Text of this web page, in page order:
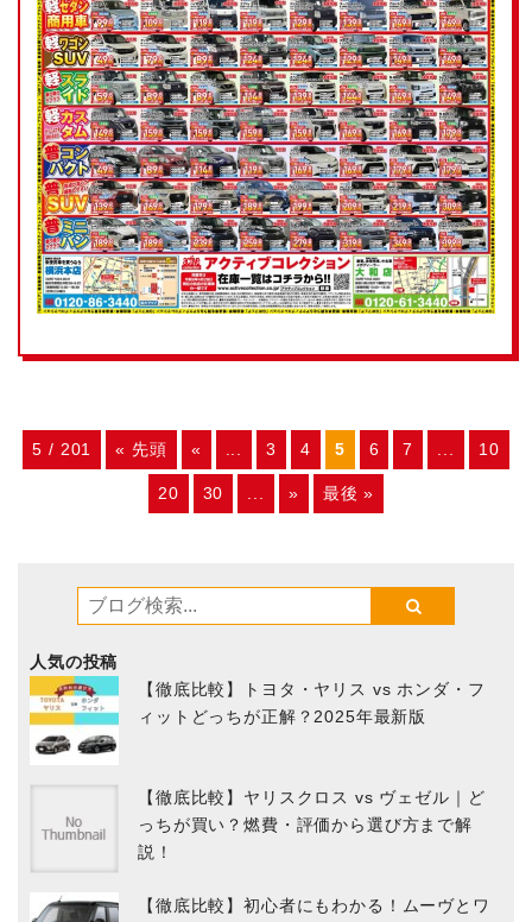
5 / 201 « 先頭 « 3 4 5 6 7 10
20 30 » 最後 »
人気の投稿
【徹底比較】トヨタ・ヤリス vs ホンダ・フ
ィットどっちが正解？2025年最新版
【徹底比較】ヤリスクロス vs ヴェゼル｜ど
っちが買い？燃費・評価から選び方まで解
説！
【徹底比較】初心者にもわかる！ムーヴとワ